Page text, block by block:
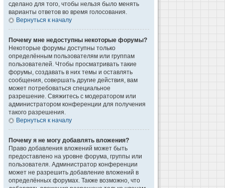
сделано для того, чтобы нельзя было менять
варианты ответов во время голосования.
Вернуться к началу
Почему мне недоступны некоторые форумы?
Некоторые форумы доступны только
определённым пользователям или группам
пользователей. Чтобы просматривать такие
форумы, создавать в них темы и оставлять
сообщения, совершать другие действия, вам
может потребоваться специальное
разрешение. Свяжитесь с модератором или
администратором конференции для получения
такого разрешения.
Вернуться к началу
Почему я не могу добавлять вложения?
Право добавления вложений может быть
предоставлено на уровне форума, группы или
пользователя. Администратор конференции
может не разрешить добавление вложений в
определённых форумах. Также возможно, что